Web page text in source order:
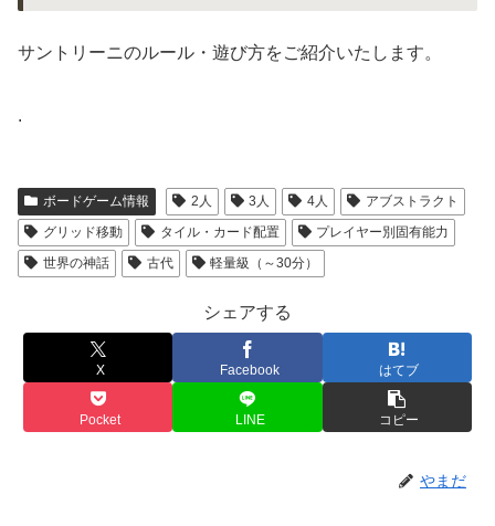
サントリーニのルール・遊び方をご紹介いたします。
.
ボードゲーム情報 2人 3人 4人
アブストラクト
グリッド移動
タイル・カード配置
プレイヤー別固有能力
世界の神話
古代 軽量級（～30分）
シェアする
X Facebook はてブ
Pocket LINE コピー
やまだ